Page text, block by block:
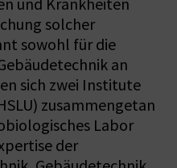
und Krankheiten
solcher
sowohl für die
an
sich zwei Institute
zusammengetan
Labor
der